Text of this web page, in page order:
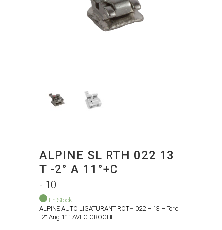
ALPINE SL RTH 022 13
T -2° A 11°+C
- 10
En Stock
ALPINE AUTO LIGATURANT ROTH 022 – 13 – Torq
-2° Ang 11° AVEC CROCHET